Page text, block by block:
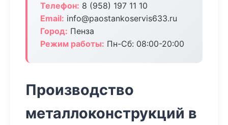
Телефон: 8 (958) 197 11 10
Email: info@paostankoservis633.ru
Город: Пенза
Режим работы: Пн-Сб: 08:00-20:00
Производство
металлоконструкций в